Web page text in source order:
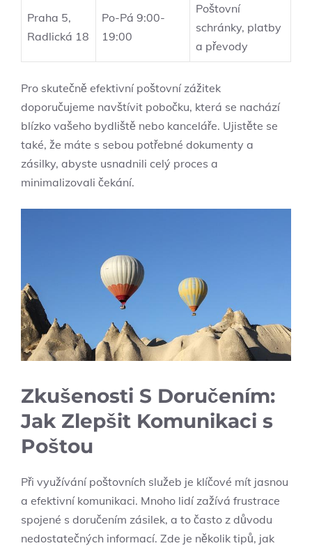
Praha 5,
Radlická 18
Po-Pá 9:00-
19:00
Poštovní
schránky, platby
a převody
Pro skutečně efektivní poštovní zážitek
doporučujeme navštívit pobočku, která se nachází
blízko vašeho bydliště nebo kanceláře. Ujistěte se
také, že máte s sebou potřebné dokumenty a
zásilky, abyste usnadnili celý proces a
minimalizovali čekání.
Zkušenosti S Doručením:
Jak Zlepšit Komunikaci s
Poštou
Při využívání poštovních služeb je klíčové mít jasnou
a efektivní komunikaci. Mnoho lidí zažívá frustrace
spojené s doručením zásilek, a to často z důvodu
nedostatečných informací. Zde je několik tipů, jak